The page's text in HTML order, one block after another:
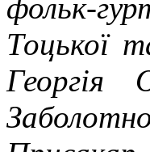
фольк-
Тоцької
Георгія